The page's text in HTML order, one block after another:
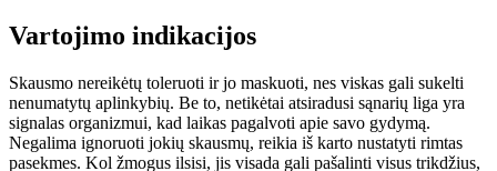
Vartojimo indikacijos
Skausmo nereikėtų toleruoti ir jo maskuoti, nes viskas gali sukelti
nenumatytų aplinkybių. Be to, netikėtai atsiradusi sąnarių liga yra
signalas organizmui, kad laikas pagalvoti apie savo gydymą.
Negalima ignoruoti jokių skausmų, reikia iš karto nustatyti rimtas
pasekmes. Kol žmogus ilsisi, jis visada gali pašalinti visus trikdžius,